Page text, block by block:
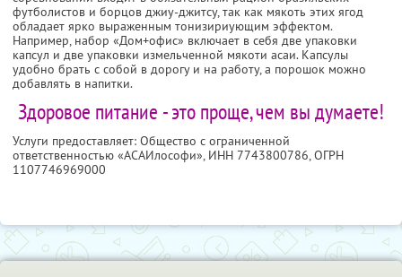
футболистов и борцов джиу-джитсу, так как мякоть этих ягод
обладает ярко выраженным тонизириующим эффектом.
Например, набор «Дом+офис» включает в себя две упаковки
капсул и две упаковки измельченной мякоти асаи. Капсулы
удобно брать с собой в дорогу и на работу, а порошок можно
добавлять в напитки.
Здоровое питание - это проще, чем вы думаете!
Услуги предоставляет: Общество с ограниченной
ответственностью «АСАИлософи», ИНН 7743800786, ОГРН
1107746969000